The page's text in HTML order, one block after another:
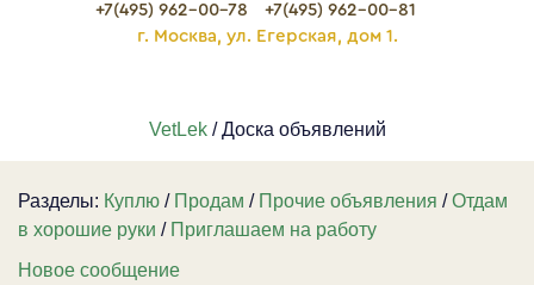
+7(495) 962-00-78
+7(495) 962-00-81
г. Москва, ул. Егерская, дом 1.
VetLek/ Доска объявлений
Разделы: Куплю / Продам / Прочие объявления /Отдам
в хорошие руки / Приглашаем на работу
Новое сообщение